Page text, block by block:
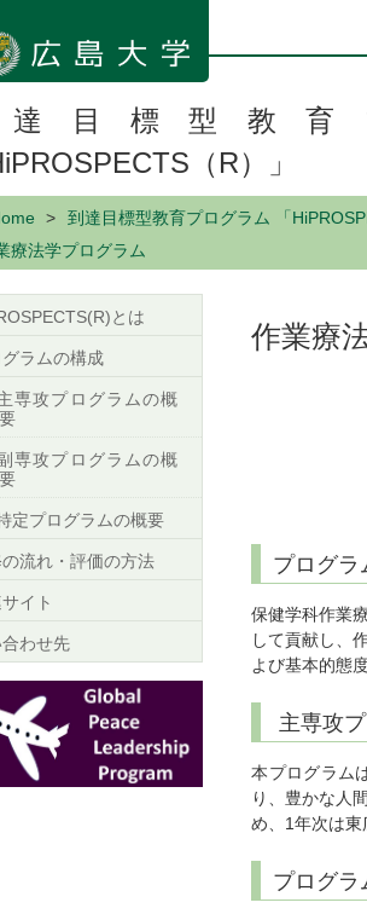
達目標型教育
（R）」
到達目標型教育プログラム 「
療法学プログラム
作業療
プログラ
保健学科作業
して貢献し、
よび基本的態
主専攻
本プログラム
り、豊かな人
め、1年次は東
プログラ
とは
ラムの構成
専攻プログラムの概
要
専攻プログラムの概
要
定プログラムの概要
の流れ・評価の方法
イト
合わせ先